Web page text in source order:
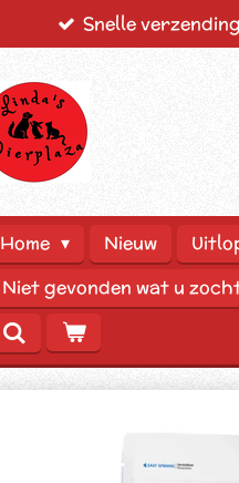
Snelle verzending
Home Nieuw
Niet gevonden wat u